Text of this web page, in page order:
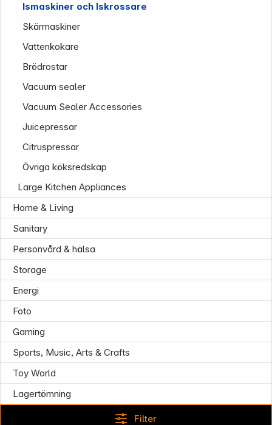
Ismaskiner och Iskrossare
Skärmaskiner
Vattenkokare
Brödrostar
Vacuum sealer
Vacuum Sealer Accessories
Juicepressar
Citruspressar
Övriga köksredskap
Large Kitchen Appliances
Home & Living
Sanitary
Personvård & hälsa
Storage
Energi
Foto
Gaming
Sports, Music, Arts & Crafts
Toy World
Lagertömning
Filter
Infoterminal